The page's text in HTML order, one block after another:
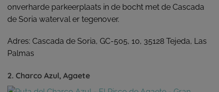
onverharde parkeerplaats in de bocht met de Cascada
de Soria waterval er tegenover.
Adres: Cascada de Soria, GC-505, 10, 35128 Tejeda, Las
Palmas
2. Charco Azul, Agaete